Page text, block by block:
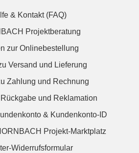
& Kontakt (FAQ)
Projektberatung
zur Onlinebestellung
Versand und Lieferung
Zahlung und Rechnung
und Reklamation
& Kundenkonto-ID
Projekt-Marktplatz
Widerrufsformular